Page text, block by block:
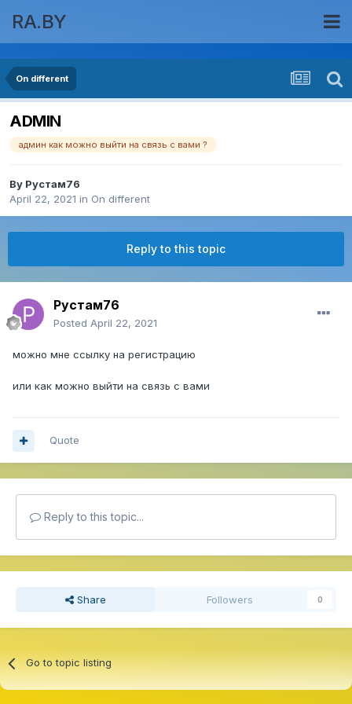
RA.BY
On different
ADMIN
админ как можно выйти на связь с вами ?
By Рустам76
April 22, 2021 in On different
Reply to this topic
Рустам76
Posted April 22, 2021
можно мне ссылку на регистрацию
или как можно выйти на связь с вами
Quote
Reply to this topic...
Share Followers 0
Go to topic listing